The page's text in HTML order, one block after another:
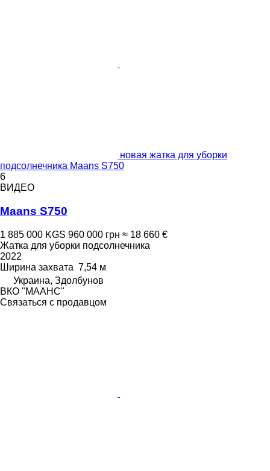
новая жатка для уборки
подсолнечника Maans S750
6
ВИДЕО
Maans S750
1 885 000 KGS 960 000 грн ≈ 18 660 €
Жатка для уборки подсолнечника
2022
Ширина захвата 7,54 м
Украина, Здолбунов
ВКО "МААНС"
Связаться с продавцом